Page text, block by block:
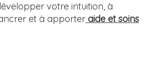
votre intuition, à
et à apporter aide et soins